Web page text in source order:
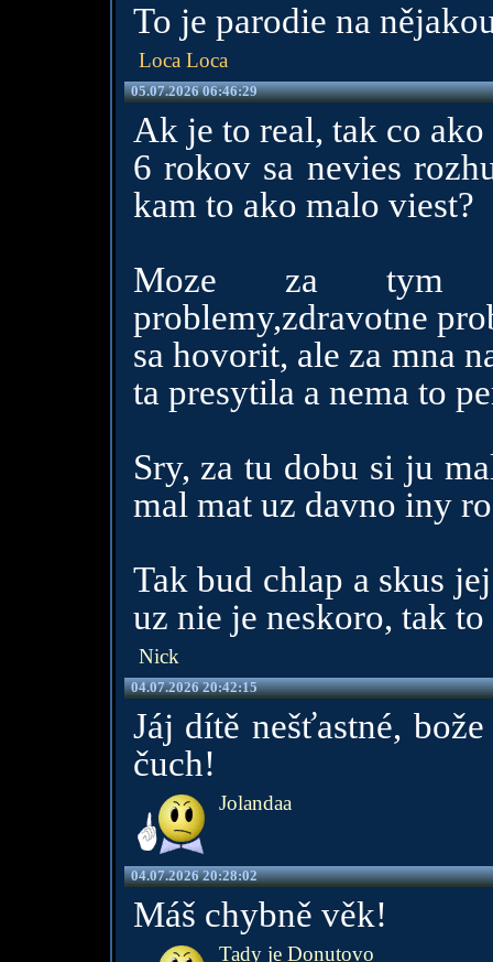
To je parodie na
Loca Loca
05.07.2026 06:46:29
Ak je to real, tak co ako
6 rokov sa nevies
kam to ako malo viest?
Moze za tym
problemy,zdravotne
sa hovorit, ale za mna
ta presytila a nema to
Sry, za tu dobu si ju
mal mat uz davno iny
Tak bud chlap a skus
uz nie je neskoro, tak to
Nick
04.07.2026 20:42:15
Jáj dítě nešťastné,
čuch!
Jolandaa
04.07.2026 20:28:02
Máš chybně věk!
Tady je Donutovo